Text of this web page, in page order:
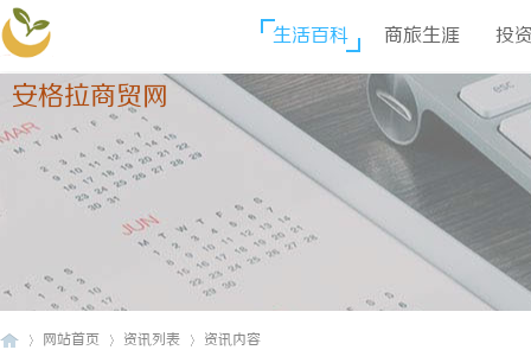
安格拉商贸网
生活百科 商旅生涯 投
网站首页 资讯列表 资讯内容